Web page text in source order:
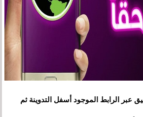
عبر الرابط الموجود أسفل التدوينة ثم